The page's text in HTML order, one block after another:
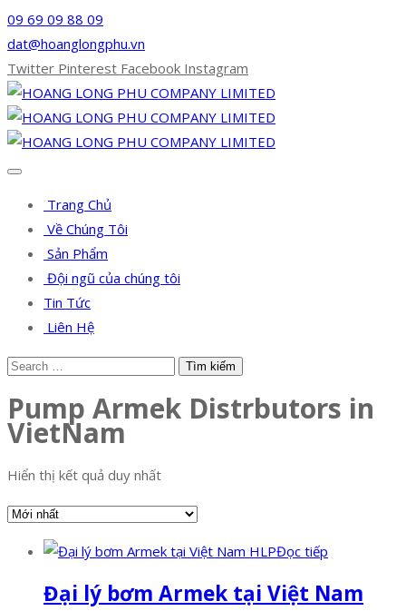
09 69 09 88 09
dat@hoanglongphu.vn
Twitter Pinterest Facebook Instagram
Trang Chủ
Về Chúng Tôi
Sản Phẩm
Đội ngũ của chúng tôi
Tin Tức
Liên Hệ
Pump Armek Distrbutors in
VietNam
Hiển thị kết quả duy nhất
Đọc tiếp
Đại lý bơm Armek tại Việt Nam